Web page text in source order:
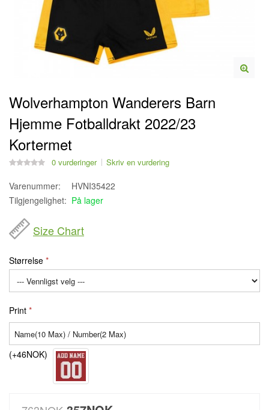
Wolverhampton Wanderers Barn
Hjemme Fotballdrakt 2022/23
Kortermet
0 vurderinger Skriv en vurdering
Varenummer:
HVNI35422
Tilgjengelighet: På lager
Size Chart
Størrelse
Print
(+46NOK)